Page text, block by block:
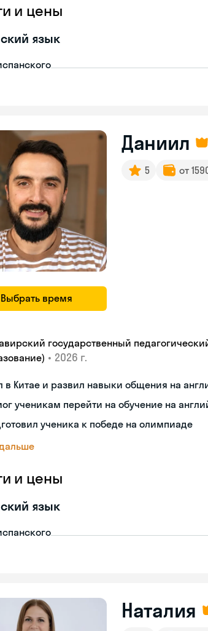
и цены
язык
Выбрать время
Даниил
5 от
государственный
• 2026 г.
в Китае и развил навыки общения на
ученикам перейти на обучение на
ученика к победе на олимпиаде
и цены
язык
Наталия